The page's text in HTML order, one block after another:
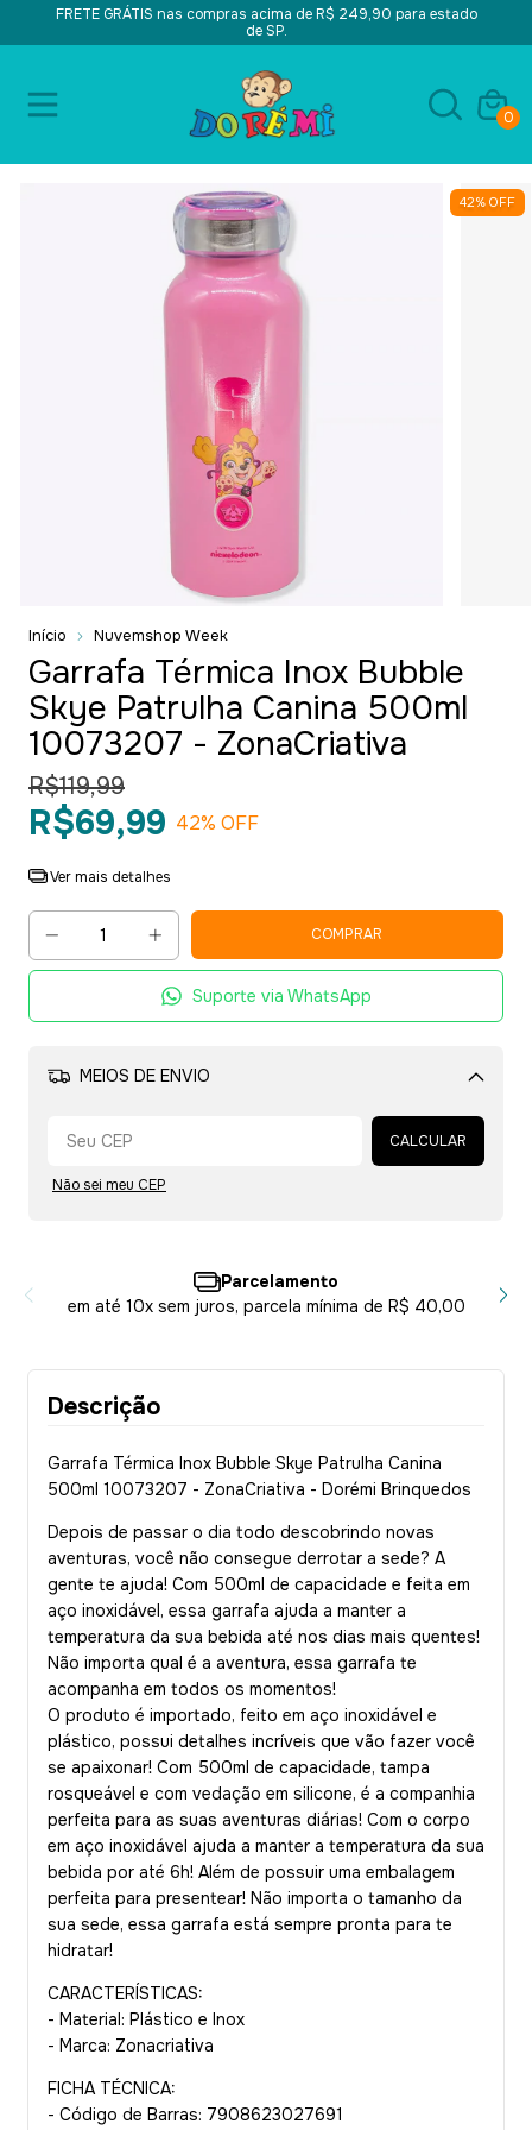
FRETE GRÁTIS nas compras acima de R$ 249,90 para estado
de SP.
0
42% OFF
Início Nuvemshop Week
Garrafa Térmica Inox Bubble
Skye Patrulha Canina 500ml
10073207 - ZonaCriativa
R$119,99
R$69,99 42% OFF
Ver mais detalhes
Suporte via WhatsApp
MEIOS DE ENVIO
Alterar CEP
CALCULAR
Não sei meu CEP
Parcelamento
em até 10x sem juros, parcela mínima de R$ 40,00
Descrição
Garrafa Térmica Inox Bubble Skye Patrulha Canina
500ml 10073207 - ZonaCriativa - Dorémi Brinquedos
Depois de passar o dia todo descobrindo novas
aventuras, você não consegue derrotar a sede? A
gente te ajuda! Com 500ml de capacidade e feita em
aço inoxidável, essa garrafa ajuda a manter a
temperatura da sua bebida até nos dias mais quentes!
Não importa qual é a aventura, essa garrafa te
acompanha em todos os momentos!
O produto é importado, feito em aço inoxidável e
plástico, possui detalhes incríveis que vão fazer você
se apaixonar! Com 500ml de capacidade, tampa
rosqueável e com vedação em silicone, é a companhia
perfeita para as suas aventuras diárias! Com o corpo
em aço inoxidável ajuda a manter a temperatura da sua
bebida por até 6h! Além de possuir uma embalagem
perfeita para presentear! Não importa o tamanho da
sua sede, essa garrafa está sempre pronta para te
hidratar!
CARACTERÍSTICAS:
- Material: Plástico e Inox
- Marca: Zonacriativa
FICHA TÉCNICA:
- Código de Barras: 7908623027691